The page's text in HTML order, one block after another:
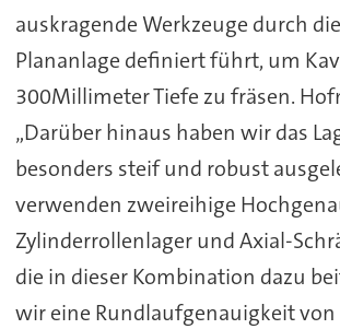
auskragende Werkzeuge durch
Plananlage definiert führt, um
300Millimeter Tiefe zu fräsen.
„Darüber hinaus haben wir das
besonders steif und robust
verwenden zweireihige
Zylinderrollenlager und Axial-
die in dieser Kombination dazu
wir eine Rundlaufgenauigkeit von